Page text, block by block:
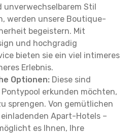
Stil
werden unsere Boutique-
begeistern. Mit
und hochgradig
bieten sie ein viel intimeres
Erlebnis.
Optionen: Diese sind
erkunden möchten,
sprengen. Von gemütlichen
Apart-Hotels –
es Ihnen, Ihre